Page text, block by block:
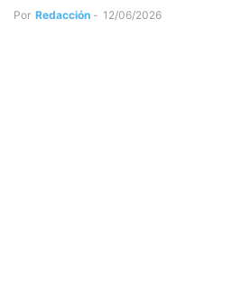
Por Redacción - 12/06/2026